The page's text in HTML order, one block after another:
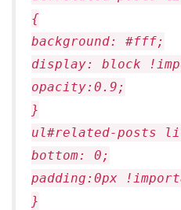
{
background: #fff;
display: block
opacity:0.9;
}
ul#related-posts
bottom: 0;
padding:0px
}